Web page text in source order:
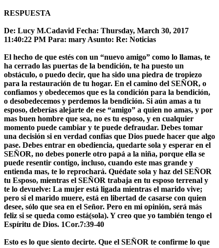
RESPUESTA
De: Lucy M.Cadavid Fecha: Thursday, March 30, 2017
11:40:22 PM Para: mary Asunto: Re: Noticias
El hecho de que estés con un “nuevo amigo” como lo llamas, te
ha cerrado las puertas de la bendición, te ha puesto un
obstáculo, o puedo decir, que ha sido una piedra de tropiezo
para la restauración de tu hogar. En el camino del SEÑOR, o
confiamos y obedecemos que es la condición para la bendición,
o desobedecemos y perdemos la bendición. Si aún amas a tu
esposo, deberías alejarte de ese “amigo” a quien no amas, y por
mas buen hombre que sea, no es tu esposo, y en cualquier
momento puede cambiar y te puede defraudar. Debes tomar
una decisión si en verdad confías que Dios puede hacer que algo
pase. Debes entrar en obediencia, quedarte sola y esperar en el
SEÑOR, no debes ponerle otro papá a la niña, porque ella se
puede resentir contigo, incluso, cuando este mas grande y
entienda mas, te lo reprochará. Quédate sola y haz del SEÑOR
tu Esposo, mientras el SEÑOR trabaja en tu esposo terrenal y
te lo devuelve: La mujer está ligada mientras el marido vive;
pero si el marido muere, está en libertad de casarse con quien
desee, sólo que sea en el Señor. Pero en mi opinión, será más
feliz si se queda como está(sola). Y creo que yo también tengo el
Espíritu de Dios. 1Cor.7:39-40
Esto es lo que siento decirte. Que el SEÑOR te confirme lo que